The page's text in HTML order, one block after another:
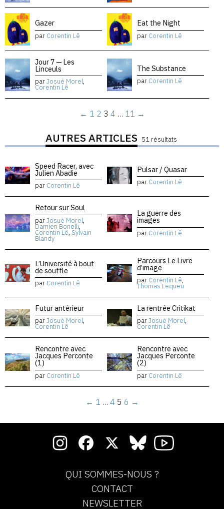
Gazer
par Corentin Lê
Eat the Night
par Corentin Lê
Jour 7 — Les
Linceuls
parJosué Morel,
Corentin Lê
The Substance
par Corentin Lê
← 1 2 3 4 … 11 →
AUTRES ARTICLES 51 résultats
Speed Racer, avec
Julien Abadie
par Corentin Lê
Pulsar / Quasar
par Corentin Lê
Retour sur Soul
parJosué Morel,
Damien Bonelli,
Corentin Lê, Sylvain
Blandy
La guerre des
images
par Corentin Lê
L’Université à bout
de souffle
par Corentin Lê
Parcours Le Livre
d’image
par Corentin Lê,
Thomas Lequeu
Futur antérieur
parJosué Morel,
Corentin Lê
La rentrée Critikat
parJosué Morel,
Corentin Lê
Rencontre avec
Jacques Perconte
(1)
par Corentin Lê
Rencontre avec
Jacques Perconte
(2)
par Corentin Lê
← 1 … 4 5 6 →
QUI SOMMES-NOUS ?
CONTACT
NEWSLETTER